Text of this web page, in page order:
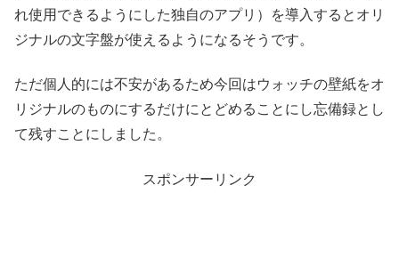
れ使用できるようにした独自のアプリ）を導入するとオリ
ジナルの文字盤が使えるようになるそうです。
ただ個人的には不安があるため今回はウォッチの壁紙をオ
リジナルのものにするだけにとどめることにし忘備録とし
て残すことにしました。
スポンサーリンク